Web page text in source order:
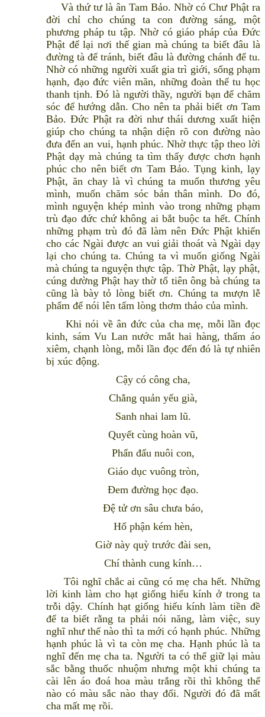
Và thứ tư là ân Tam Bảo. Nhờ có Chư Phật ra
đời chỉ cho chúng ta con đường sáng, một
phương pháp tu tập. Nhờ có giáo pháp của Đức
Phật để lại nơi thế gian mà chúng ta biết đâu là
đường tà để tránh, biết đâu là đường chánh để tu.
Nhờ có những người xuất gia trì giới, sống phạm
hạnh, đạo đức viên mãn, những đoàn thể tu học
thanh tịnh. Đó là người thầy, người bạn để chăm
sóc để hướng dẫn. Cho nên ta phải biết ơn Tam
Bảo. Đức Phật ra đời như thái dương xuất hiện
giúp cho chúng ta nhận diện rõ con đường nào
đưa đến an vui, hạnh phúc. Nhờ thực tập theo lời
Phật dạy mà chúng ta tìm thấy được chơn hạnh
phúc cho nên biết ơn Tam Bảo. Tụng kinh, lạy
Phật, ăn chay là vì chúng ta muốn thương yêu
mình, muốn chăm sóc bản thân mình. Do đó,
mình nguyện khép mình vào trong những phạm
trù đạo đức chứ không ai bắt buộc ta hết. Chính
những phạm trù đó đã làm nên Đức Phật khiến
cho các Ngài được an vui giải thoát và Ngài dạy
lại cho chúng ta. Chúng ta vì muốn giống Ngài
mà chúng ta nguyện thực tập. Thờ Phật, lạy phật,
cúng dường Phật hay thờ tổ tiên ông bà chúng ta
cũng là bày tỏ lòng biết ơn. Chúng ta mượn lễ
phẩm để nói lên tấm lòng thơm thảo của mình.
Khi nói về ân đức của cha mẹ, mỗi lần đọc
kinh, sám Vu Lan nước mắt hai hàng, thấm áo
xiêm, chạnh lòng, mỗi lần đọc đến đó là tự nhiên
bị xúc động.
Cậy có công cha,
Chẳng quản yếu già,
Sanh nhai lam lũ.
Quyết cùng hoàn vũ,
Phấn đấu nuôi con,
Giáo dục vuông tròn,
Ðem đường học đạo.
Ðệ tử ơn sâu chưa báo,
Hổ phận kém hèn,
Giờ này quỳ trước đài sen,
Chí thành cung kính…
Tôi nghĩ chắc ai cũng có mẹ cha hết. Những
lời kinh làm cho hạt giống hiếu kính ở trong ta
trỗi dậy. Chính hạt giống hiếu kính làm tiền đề
để ta biết rằng ta phải nói năng, làm việc, suy
nghĩ như thế nào thì ta mới có hạnh phúc. Những
hạnh phúc là vì ta còn mẹ cha. Hạnh phúc là ta
nghĩ đến mẹ cha ta. Người ta có thể giữ lại màu
sắc bằng thuốc nhuộm nhưng một khi chúng ta
cài lên áo đoá hoa màu trắng rồi thì không thể
nào có màu sắc nào thay đổi. Người đó đã mất
cha mất mẹ rồi.